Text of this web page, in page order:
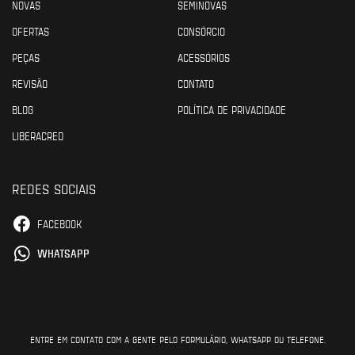
NOVAS
SEMINOVAS
OFERTAS
CONSÓRCIO
PEÇAS
ACESSÓRIOS
REVISÃO
CONTATO
BLOG
POLÍTICA DE PRIVACIDADE
LIBERACRED
REDES SOCIAIS
FACEBOOK
WHATSAPP
ENTRE EM CONTATO COM A GENTE PELO FORMULÁRIO, WHATSAPP OU TELEFONE.